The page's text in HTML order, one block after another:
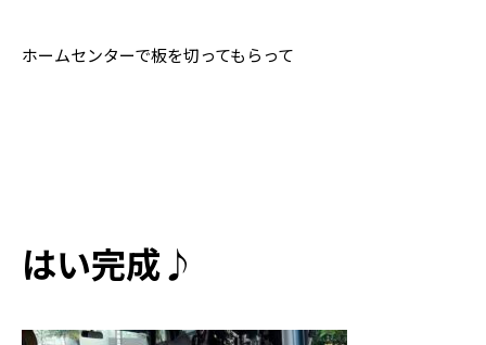
ホームセンターで板を切ってもらって
はい完成♪